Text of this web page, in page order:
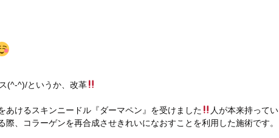
(^-^)/というか、改革
あけるスキンニードル『ダーマペン』を受けました
人が本来持ってい
、コラーゲンを再合成させきれいになおすことを利用した施術です。